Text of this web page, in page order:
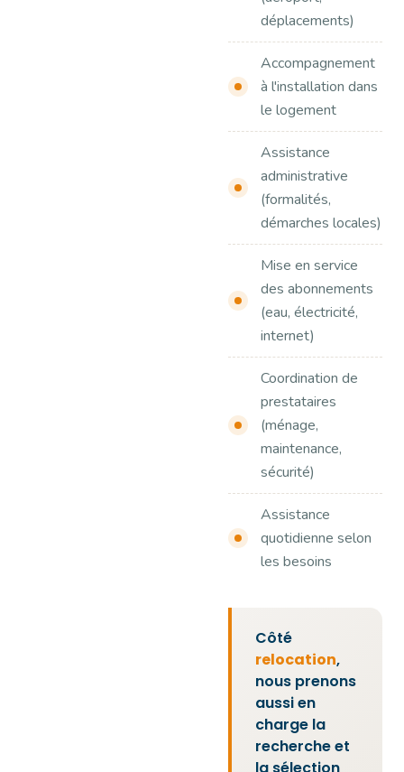
déplacements)
Accompagnement
à l'installation dans
le logement
Assistance
administrative
(formalités,
démarches locales)
Mise en service
des abonnements
(eau, électricité,
internet)
Coordination de
prestataires
(ménage,
maintenance,
sécurité)
Assistance
quotidienne selon
les besoins
Côté
relocation,
nous prenons
aussi en
charge la
recherche et